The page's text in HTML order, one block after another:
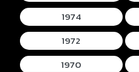
1974
1972
1970